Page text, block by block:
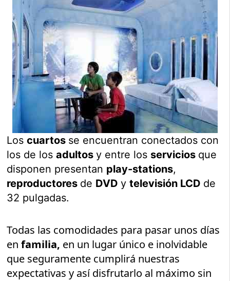
Loscuartos se encuentran conectados con
los de losadultosy entre los servicios que
disponen presentan play-stations,
reproductores de DVDytelevisión LCD de
32 pulgadas.
Todas las comodidades para pasar unos días
enfamilia, en un lugar único e inolvidable
que seguramente cumplirá nuestras
expectativas y así disfrutarlo al máximo sin